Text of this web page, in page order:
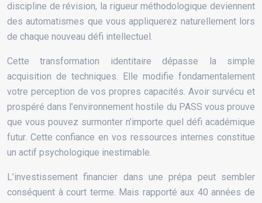
discipline de révision, la rigueur méthodologique deviennent
des automatismes que vous appliquerez naturellement lors
de chaque nouveau défi intellectuel.
Cette transformation identitaire dépasse la simple
acquisition de techniques. Elle modifie fondamentalement
votre perception de vos propres capacités. Avoir survécu et
prospéré dans l’environnement hostile du PASS vous prouve
que vous pouvez surmonter n’importe quel défi académique
futur. Cette confiance en vos ressources internes constitue
un actif psychologique inestimable.
L’investissement financier dans une prépa peut sembler
conséquent à court terme. Mais rapporté aux 40 années de